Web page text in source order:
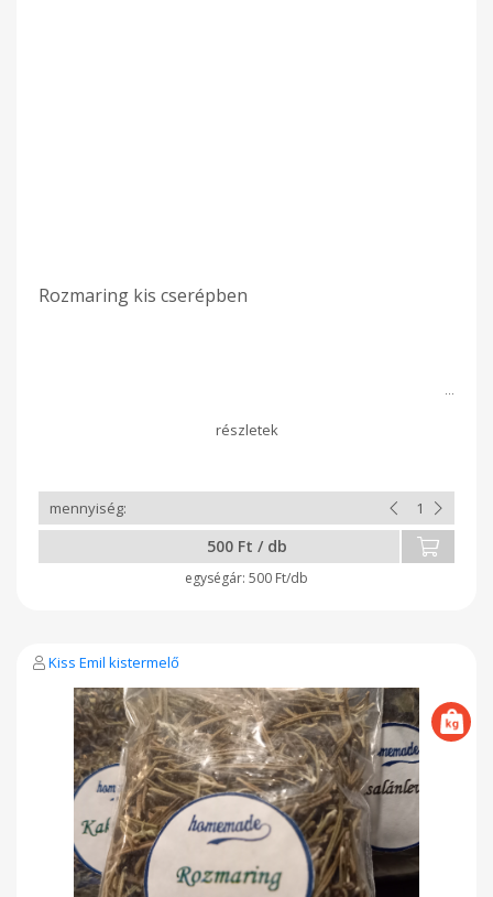
Rozmaring kis cserépben
500 Ft / db
500 Ft/db
Kiss Emil kistermelő